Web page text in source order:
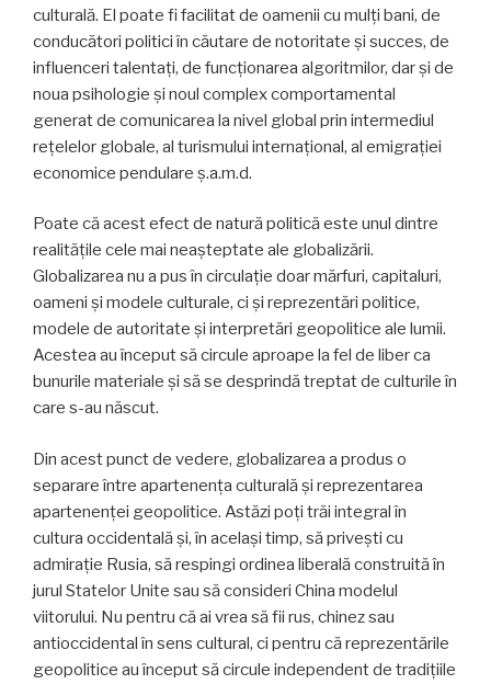
culturală. El poate fi facilitat de oamenii cu mulți bani, de
conducători politici în căutare de notoritate și succes, de
influenceri talentați, de funcționarea algoritmilor, dar și de
noua psihologie și noul complex comportamental
generat de comunicarea la nivel global prin intermediul
rețelelor globale, al turismului internațional, al emigrației
economice pendulare ș.a.m.d.
Poate că acest efect de natură politică este unul dintre
realitățile cele mai neașteptate ale globalizării.
Globalizarea nu a pus în circulație doar mărfuri, capitaluri,
oameni și modele culturale, ci și reprezentări politice,
modele de autoritate și interpretări geopolitice ale lumii.
Acestea au început să circule aproape la fel de liber ca
bunurile materiale și să se desprindă treptat de culturile în
care s-au născut.
Din acest punct de vedere, globalizarea a produs o
separare între apartenența culturală și reprezentarea
apartenenței geopolitice. Astăzi poți trăi integral în
cultura occidentală și, în același timp, să privești cu
admirație Rusia, să respingi ordinea liberală construită în
jurul Statelor Unite sau să consideri China modelul
viitorului. Nu pentru că ai vrea să fii rus, chinez sau
antioccidental în sens cultural, ci pentru că reprezentările
geopolitice au început să circule independent de tradițiile